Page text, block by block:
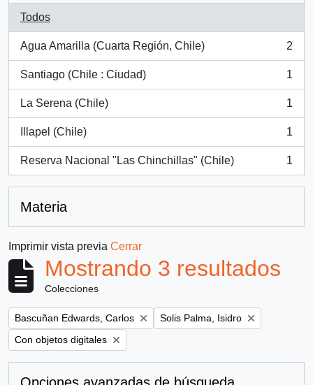
Todos
Agua Amarilla (Cuarta Región, Chile)
, 2 resultados
2
Santiago (Chile : Ciudad)
, 1 resultados
1
La Serena (Chile)
, 1 resultados
1
Illapel (Chile)
, 1 resultados
1
Reserva Nacional "Las Chinchillas" (Chile)
, 1 resultados
1
Materia
Imprimir vista previa Cerrar
Mostrando 3 resultados
Colecciones
Remove filter:
Bascuñan Edwards, Carlos Remove filter:
Solis Palma, Isidro
Remove filter:
Con objetos digitales